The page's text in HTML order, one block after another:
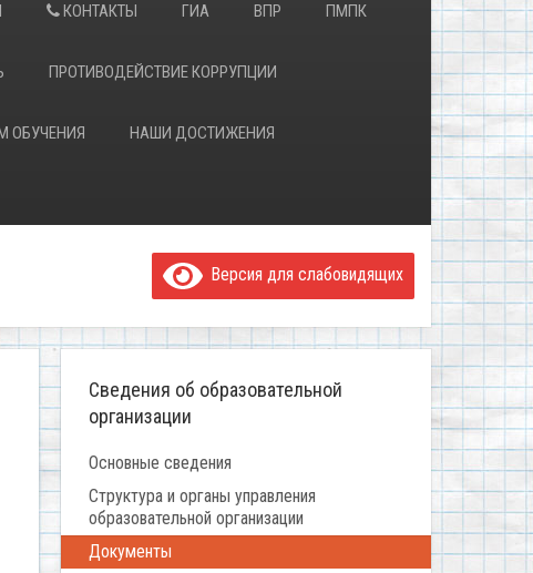
КОНТАКТЫ ГИА ВПР ПМПК
ПРОТИВОДЕЙСТВИЕ КОРРУПЦИИ
ОБУЧЕНИЯ НАШИ ДОСТИЖЕНИЯ
Версия для слабовидящих
Сведения об образовательной
организации
Основные сведения
Структура и органы управления
образовательной организации
Документы